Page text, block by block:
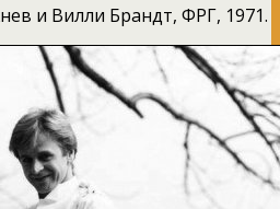
и Вилли Брандт, ФРГ, 1971.